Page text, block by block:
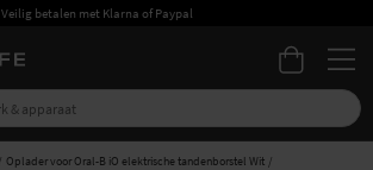
Veilig betalen met Klarna of Paypal
Oplader voor Oral-B iO elektrische tandenborstel Wit